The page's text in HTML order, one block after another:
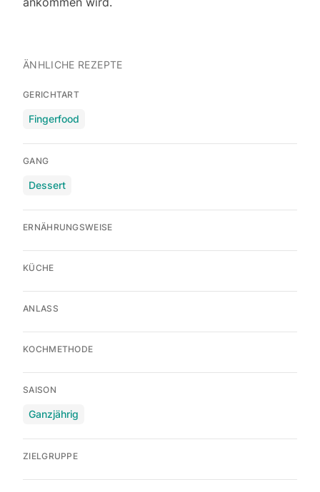
ÄNHLICHE REZEPTE
GERICHTART
Fingerfood
GANG
Dessert
ERNÄHRUNGSWEISE
KÜCHE
ANLASS
KOCHMETHODE
SAISON
Ganzjährig
ZIELGRUPPE